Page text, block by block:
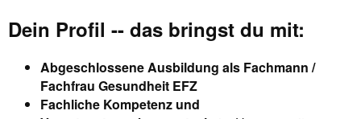
Dein Profil -- das bringst du mit:
Abgeschlossene Ausbildung als Fachmann /
Fachfrau Gesundheit EFZ
Fachliche Kompetenz und